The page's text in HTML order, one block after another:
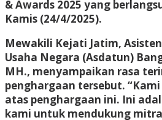
& Awards 2025 yang
Kamis (24/4/2025).
Mewakili Kejati Jatim,
Usaha Negara (Asdatun)
MH., menyampaikan rasa
penghargaan tersebut.
atas penghargaan ini. Ini
kami untuk mendukung